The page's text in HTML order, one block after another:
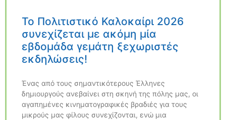
Το Πολιτιστικό Καλοκαίρι 2026
συνεχίζεται με ακόμη μία
εβδομάδα γεμάτη ξεχωριστές
εκδηλώσεις!
Ένας από τους σημαντικότερους Έλληνες
δημιουργούς ανεβαίνει στη σκηνή της πόλης μας, οι
αγαπημένες κινηματογραφικές βραδιές για τους
μικρούς μας φίλους συνεχίζονται, ενώ μια